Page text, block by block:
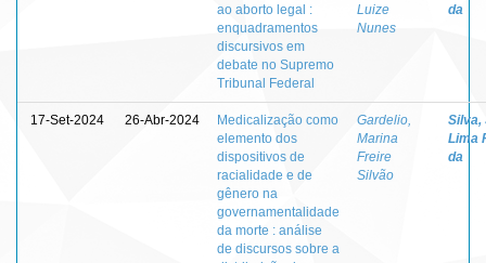
ao aborto legal :
enquadramentos
discursivos em
debate no Supremo
Tribunal Federal
Luize
Nunes
da
17-Set-2024 26-Abr-2024
Medicalização como
elemento dos
dispositivos de
racialidade e de
gênero na
governamentalidade
da morte : análise
de discursos sobre a
Gardelio,
Marina
Freire
Silvão
Silva,
Lima
da